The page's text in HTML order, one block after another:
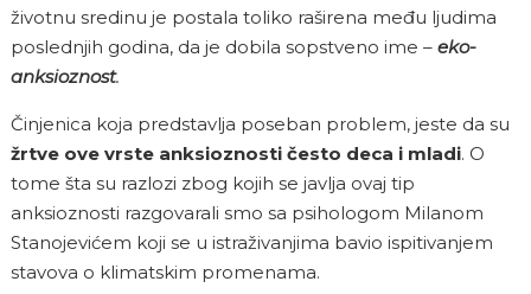
životnu sredinu je postala toliko raširena među ljudima
poslednjih godina, da je dobila sopstveno ime – eko-
anksioznost.
Činjenica koja predstavlja poseban problem, jeste da su
žrtve ove vrste anksioznosti često deca i mladi. O
tome šta su razlozi zbog kojih se javlja ovaj tip
anksioznosti razgovarali smo sa psihologom Milanom
Stanojevićem koji se u istraživanjima bavio ispitivanjem
stavova o klimatskim promenama.